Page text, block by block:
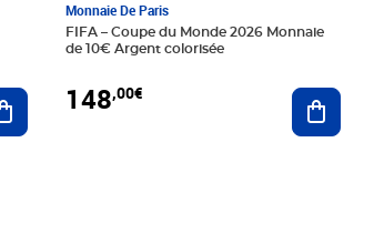
Ajouter au panier
Monnaie De Paris
FIFA – Coupe du Monde 2026 Monnaie
de 10€ Argent colorisée
148,00€